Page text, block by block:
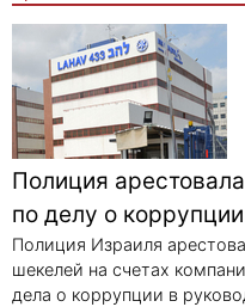
Полиция
по делу о
Полиция Израиля
шекелей на счетах
дела о коррупции в